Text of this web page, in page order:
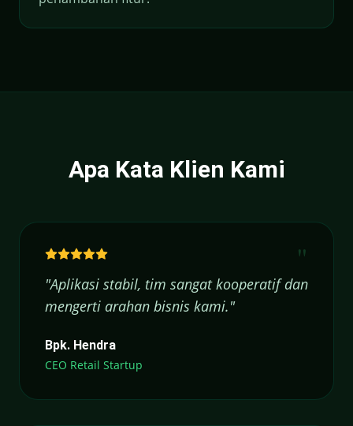
Apa Kata Klien Kami
"
"Aplikasi stabil, tim sangat kooperatif dan
mengerti arahan bisnis kami."
Bpk. Hendra
CEO Retail Startup